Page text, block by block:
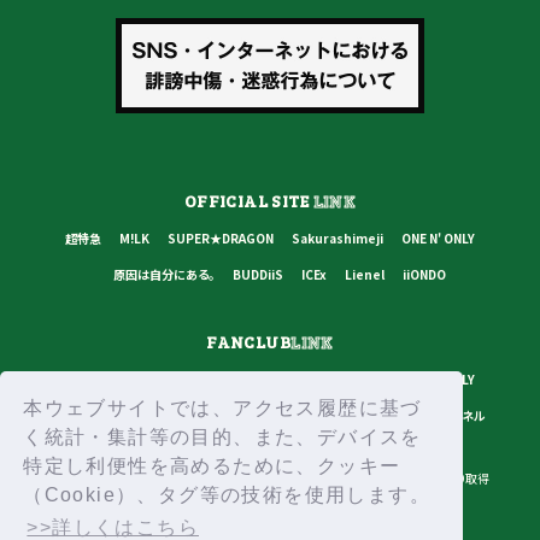
本ウェブサイトでは、アクセス履歴に基づ
く統計・集計等の目的、また、デバイスを
特定し利便性を高めるために、クッキー
（Cookie）、タグ等の技術を使用します。
>>詳しくはこちら
OFFICIAL SITELINK
超特急 M!LK SUPER★DRAGON Sakurashimeji
ONE N' ONLY
原因は自分にある。
BUDDiiS ICEx Lienel iiONDO
FANCLUBLINK
ONE N' ONLY
原因は自分にある。
BUDDiiS ICEx Lienel スターダストチャンネル
プライバシーポリシー ご利用規約 推奨環境 ヘルプ・お問い合わせ
ID取得